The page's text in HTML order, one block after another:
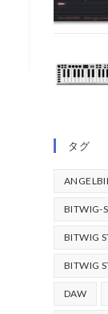
タグ
BITWIG-
BITWIG
BITWIG
DAW